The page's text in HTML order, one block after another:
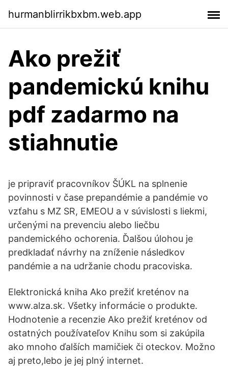
hurmanblirrikbxbm.web.app
Ako prežiť
pandemickú knihu
pdf zadarmo na
stiahnutie
je pripraviť pracovníkov ŠÚKL na splnenie
povinnosti v čase prepandémie a pandémie vo
vzťahu s MZ SR, EMEOU a v súvislosti s liekmi,
určenými na prevenciu alebo liečbu
pandemického ochorenia. Ďalšou úlohou je
predkladať návrhy na zníženie následkov
pandémie a na udržanie chodu pracoviska.
Elektronická kniha Ako prežiť kreténov na
www.alza.sk. Všetky informácie o produkte.
Hodnotenie a recenzie Ako prežiť kreténov od
ostatných používateľov Knihu som si zakúpila
ako mnoho ďalších mamičiek či oteckov. Možno
aj preto,lebo je jej plný internet.